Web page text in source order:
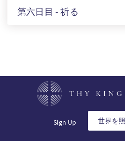
第六日目 - 祈る
THY
Sign Up 世界を